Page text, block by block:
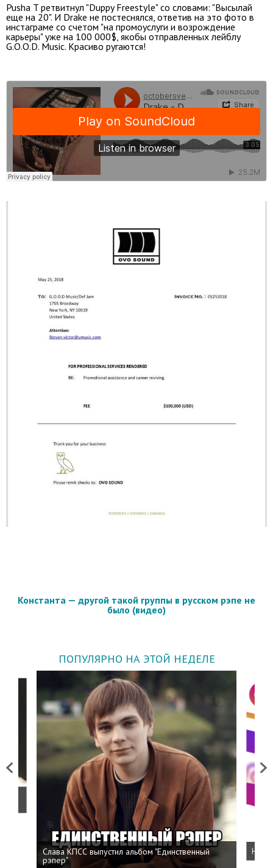
Pusha T ретвитнул "Duppy Freestyle" со словами: "Высылай
еще на 20". И Drake не постеснялся, ответив на это фото в
инстаграме со счетом "на промоуслуги и возрождение
карьеры" уже на 100 000$, якобы отправленных лейблу
G.O.O.D. Music. Красиво ругаются!
Константа — другой такой группы в русском рэпе не
было (видео)
ПОПУЛЯРНО НА ЭТОЙ НЕДЕЛЕ
Previous
Слава КПСС выпустил альбом "Единственный
рэпер"
Next